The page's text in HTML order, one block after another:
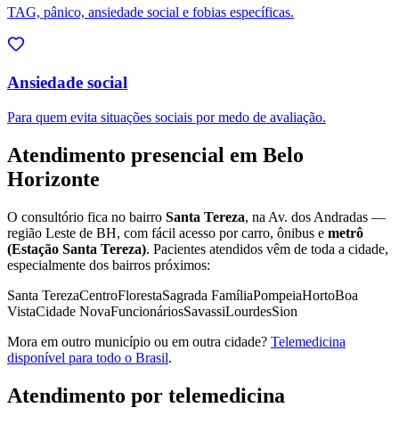
TAG, pânico, ansiedade social e fobias específicas.
Ansiedade social
Para quem evita situações sociais por medo de avaliação.
Atendimento presencial em Belo
Horizonte
O consultório fica no bairro Santa Tereza, na Av. dos Andradas —
região Leste de BH, com fácil acesso por carro, ônibus e metrô
(Estação Santa Tereza). Pacientes atendidos vêm de toda a cidade,
especialmente dos bairros próximos:
Santa TerezaCentroFlorestaSagrada FamíliaPompeiaHortoBoa
VistaCidade NovaFuncionáriosSavassiLourdesSion
Mora em outro município ou em outra cidade? Telemedicina
disponível para todo o Brasil.
Atendimento por telemedicina